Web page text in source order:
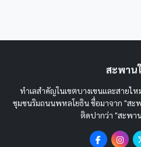
สะพาน
ทำเลสำคัญในเขตบางเขนและสายไ
ชุมชนริมถนนพหลโยธิน ชื่อมาจาก "สะ
ติดปากว่า "สะพา